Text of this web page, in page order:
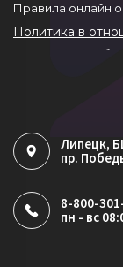
Правила онлайн
Политика в
Согласие на
Политика
Липецк,
пр.
8-800-
пн - вс